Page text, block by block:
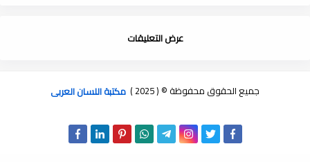
عرض التعليقات
جميع الحقوق محفوظة © ( 2025 ) مكتبة اللسان العربى